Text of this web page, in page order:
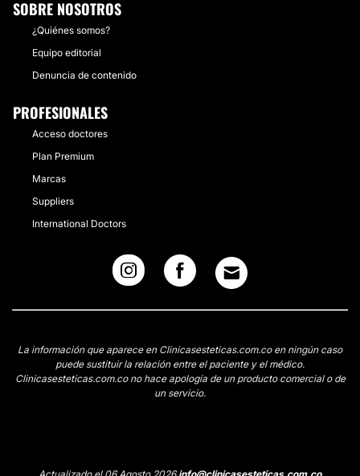
SOBRE NOSOTROS
¿Quiénes somos?
Equipo editorial
Denuncia de contenido
PROFESIONALES
Acceso doctores
Plan Premium
Marcas
Suppliers
International Doctors
La información que aparece en Clinicasesteticas.com.co en ningún caso
puede sustituir la relación entre el paciente y el médico.
Clinicasesteticas.com.co no hace apología de un producto comercial o de
un servicio.